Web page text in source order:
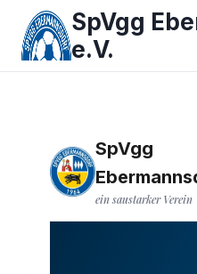
Inhalt
springen
SpVgg
e.V.
SpVgg
ein saustarker Verein